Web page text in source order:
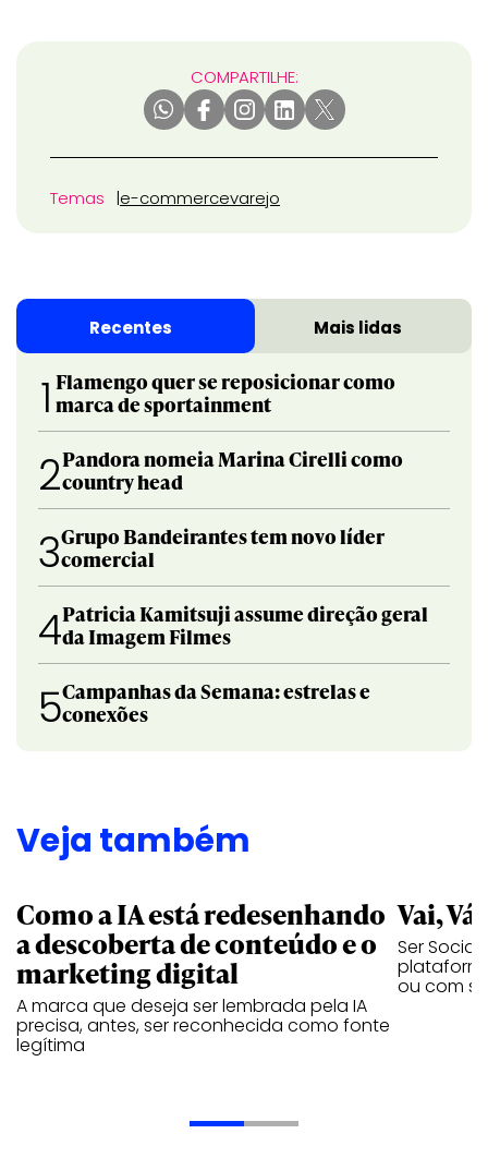
COMPARTILHE:
Temas e-commercevarejo
Recentes Mais lidas
1 Flamengo quer se reposicionar como
marca de sportainment
2Pandora nomeia Marina Cirelli como
country head
3Grupo Bandeirantes tem novo líder
comercial
4Patricia Kamitsuji assume direção geral
da Imagem Filmes
5Campanhas da Semana: estrelas e
conexões
Veja também
Como a IA está redesenhando
a descoberta de conteúdo e o
marketing digital
A marca que deseja ser lembrada pela IA
precisa, antes, ser reconhecida como fonte
legítima
Vai,
Ser
ou com